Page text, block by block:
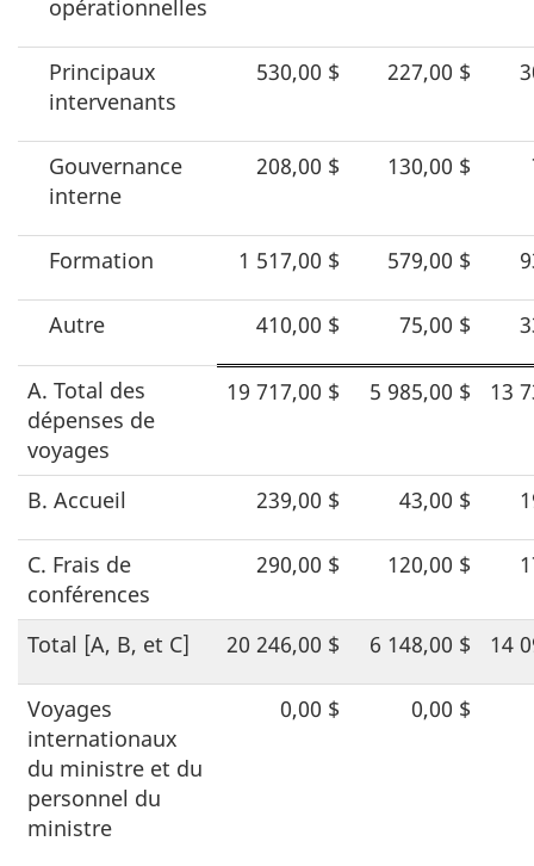
conférences
opérationnelles
Principaux
intervenants
530,00 $ 227,00 $
Gouvernance
interne
208,00 $ 130,00 $
Formation 1 517,00 $ 579,00 $
Autre 410,00 $ 75,00 $
A. Total des
dépenses de
voyages
19 717,00 $ 5 985,00 $ 13
B. Accueil 239,00 $ 43,00 $
C. Frais de
conférences
290,00 $ 120,00 $
Total [A, B, et C] 20 246,00 $ 6 148,00 $ 14
Voyages
internationaux
du ministre et du
personnel du
ministre
0,00 $ 0,00 $